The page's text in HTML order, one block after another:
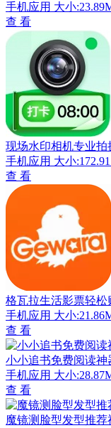
手机应用 大小
查 看
现场水印相机专业拍
手机应用 大小
查 看
格瓦拉生活影票轻松
手机应用 大小
查 看
小小追书免费阅读神
手机应用 大小
查 看
魔镜测脸型发型推荐